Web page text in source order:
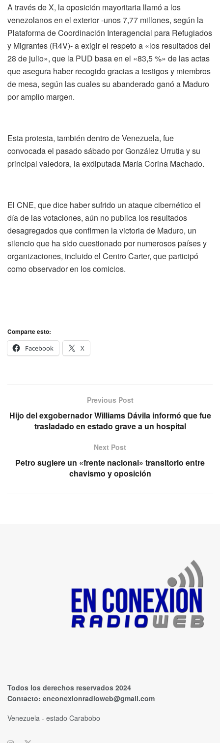
A través de X, la oposición mayoritaria llamó a los
venezolanos en el exterior -unos 7,77 millones, según la
Plataforma de Coordinación Interagencial para Refugiados
y Migrantes (R4V)- a exigir el respeto a «los resultados del
28 de julio», que la PUD basa en el «83,5 %» de las actas
que asegura haber recogido gracias a testigos y miembros
de mesa, según las cuales su abanderado ganó a Maduro
por amplio margen.
Esta protesta, también dentro de Venezuela, fue
convocada el pasado sábado por González Urrutia y su
principal valedora, la exdiputada María Corina Machado.
El CNE, que dice haber sufrido un ataque cibernético el
día de las votaciones, aún no publica los resultados
desagregados que confirmen la victoria de Maduro, un
silencio que ha sido cuestionado por numerosos países y
organizaciones, incluido el Centro Carter, que participó
como observador en los comicios.
Comparte esto:
Facebook
X
Previous Post
Hijo del exgobernador Williams Dávila informó que fue
trasladado en estado grave a un hospital
Next Post
Petro sugiere un «frente nacional» transitorio entre
chavismo y oposición
Todos los derechos reservados 2024
Contacto: enconexionradioweb@gmail.com
Venezuela - estado Carabobo